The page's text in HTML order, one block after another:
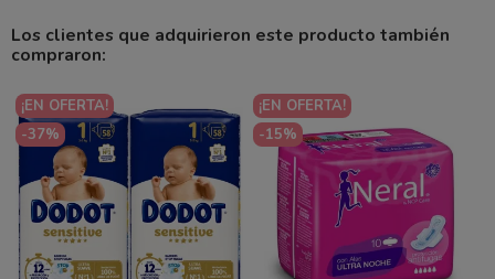
Los clientes que adquirieron este producto también
compraron:
¡EN OFERTA!
-37%
¡EN OFERTA!
-15%